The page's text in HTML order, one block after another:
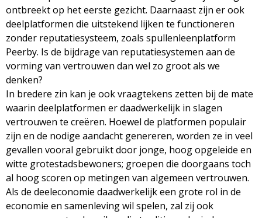
ontbreekt op het eerste gezicht. Daarnaast zijn er ook
deelplatformen die uitstekend lijken te functioneren
zonder reputatiesysteem, zoals spullenleenplatform
Peerby. Is de bijdrage van reputatiesystemen aan de
vorming van vertrouwen dan wel zo groot als we
denken?
In bredere zin kan je ook vraagtekens zetten bij de mate
waarin deelplatformen er daadwerkelijk in slagen
vertrouwen te creëren. Hoewel de platformen populair
zijn en de nodige aandacht genereren, worden ze in veel
gevallen vooral gebruikt door jonge, hoog opgeleide en
witte grotestadsbewoners; groepen die doorgaans toch
al hoog scoren op metingen van algemeen vertrouwen.
Als de deeleconomie daadwerkelijk een grote rol in de
economie en samenleving wil spelen, zal zij ook